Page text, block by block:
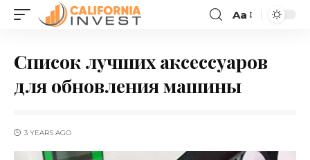
Aa
Список лучших аксессуаров
для обновления машины
3 YEARS AGO